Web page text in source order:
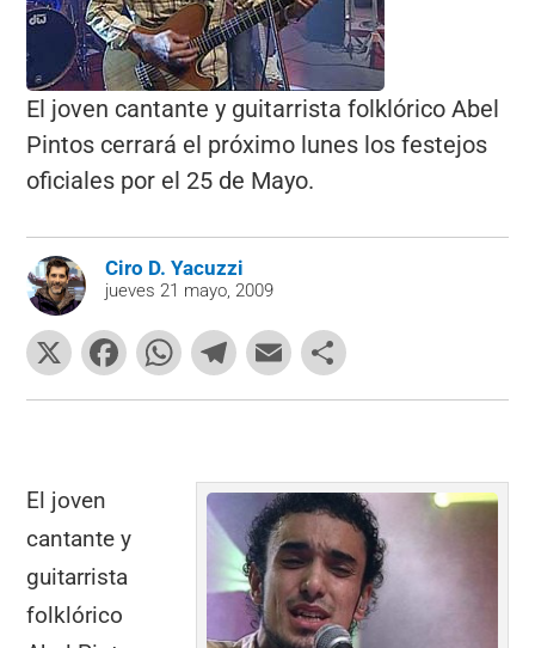
El joven cantante y guitarrista folklórico Abel
Pintos cerrará el próximo lunes los festejos
oficiales por el 25 de Mayo.
Ciro D. Yacuzzi
jueves 21 mayo, 2009
X
F
a
o
W
h
A
p
T
el
a
m
E
m o
ar
tir
El joven
cantante y
guitarrista
folklórico